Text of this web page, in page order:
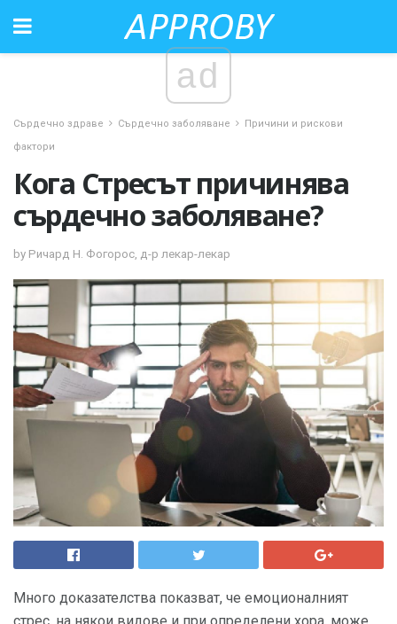
ad
Сърдечно здраве Сърдечно заболяване
Причини и рискови
фактори
Кога Стресът причинява
сърдечно заболяване?
by Ричард Н. Фогорос, д-р лекар-лекар
Много доказателства показват, че емоционалният